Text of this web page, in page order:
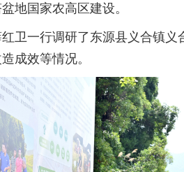
地国家农高区建设。
卫一行调研了东源县义合镇
成效等情况。